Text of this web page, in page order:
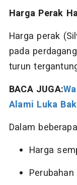
Harga Perak
Harga perak
pada
turun
BACA JUGA:
Alami Luka
Dalam
Harga